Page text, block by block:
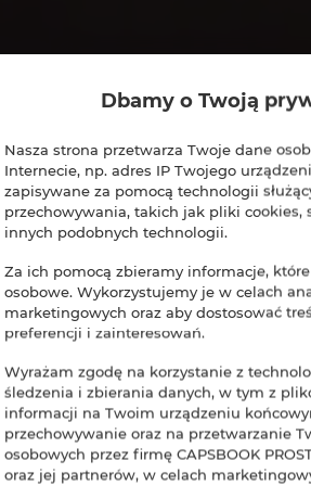
TWÓJ SMART
24/7. Bez
Dbamy o Twoją
Nasza strona przetwarza Twoje dane
Internecie, np. adres IP Twojego
zapisywane za pomocą technologii
przechowywania, takich jak pliki
innych podobnych technologii.
Za ich pomocą zbieramy informacje,
osobowe. Wykorzystujemy je w celach
marketingowych oraz aby dostosować
preferencji i zainteresowań.
Wyrażam zgodę na korzystanie z
śledzenia i zbierania danych, w tym z
informacji na Twoim urządzeniu
przechowywanie oraz na przetwarzanie
osobowych przez firmę CAPSBOOK
oraz jej partnerów, w celach